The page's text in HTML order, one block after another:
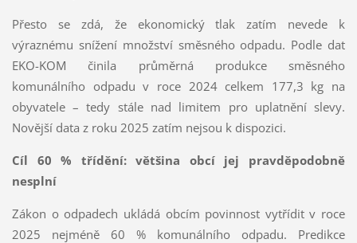
Přesto se zdá, že ekonomický tlak zatím nevede k
výraznému snížení množství směsného odpadu. Podle dat
EKO-KOM činila průměrná produkce směsného
komunálního odpadu v roce 2024 celkem 177,3 kg na
obyvatele – tedy stále nad limitem pro uplatnění slevy.
Novější data z roku 2025 zatím nejsou k dispozici.
Cíl 60 % třídění: většina obcí jej pravděpodobně
nesplní
Zákon o odpadech ukládá obcím povinnost vytřídit v roce
2025 nejméně 60 % komunálního odpadu. Predikce